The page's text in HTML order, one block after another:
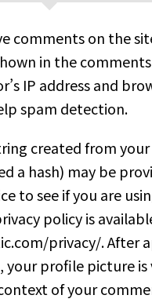
comments on the
in the
IP address and
spam detection.
created from
a hash) may be
to see if you are
policy is
privacy/. After
your profile picture is
of your